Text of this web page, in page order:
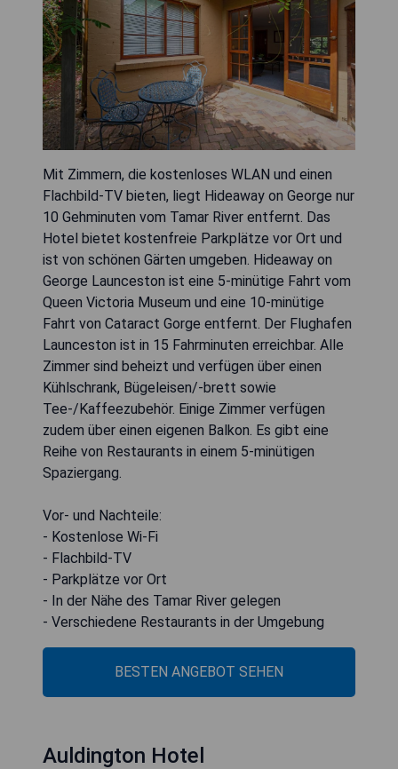
Mit Zimmern, die kostenloses WLAN und einen
Flachbild-TV bieten, liegt Hideaway on George nur
10 Gehminuten vom Tamar River entfernt. Das
Hotel bietet kostenfreie Parkplätze vor Ort und
ist von schönen Gärten umgeben. Hideaway on
George Launceston ist eine 5-minütige Fahrt vom
Queen Victoria Museum und eine 10-minütige
Fahrt von Cataract Gorge entfernt. Der Flughafen
Launceston ist in 15 Fahrminuten erreichbar. Alle
Zimmer sind beheizt und verfügen über einen
Kühlschrank, Bügeleisen/-brett sowie
Tee-/Kaffeezubehör. Einige Zimmer verfügen
zudem über einen eigenen Balkon. Es gibt eine
Reihe von Restaurants in einem 5-minütigen
Spaziergang.
Vor- und Nachteile:
- Kostenlose Wi-Fi
- Flachbild-TV
- Parkplätze vor Ort
- In der Nähe des Tamar River gelegen
- Verschiedene Restaurants in der Umgebung
BESTEN ANGEBOT SEHEN
Auldington Hotel